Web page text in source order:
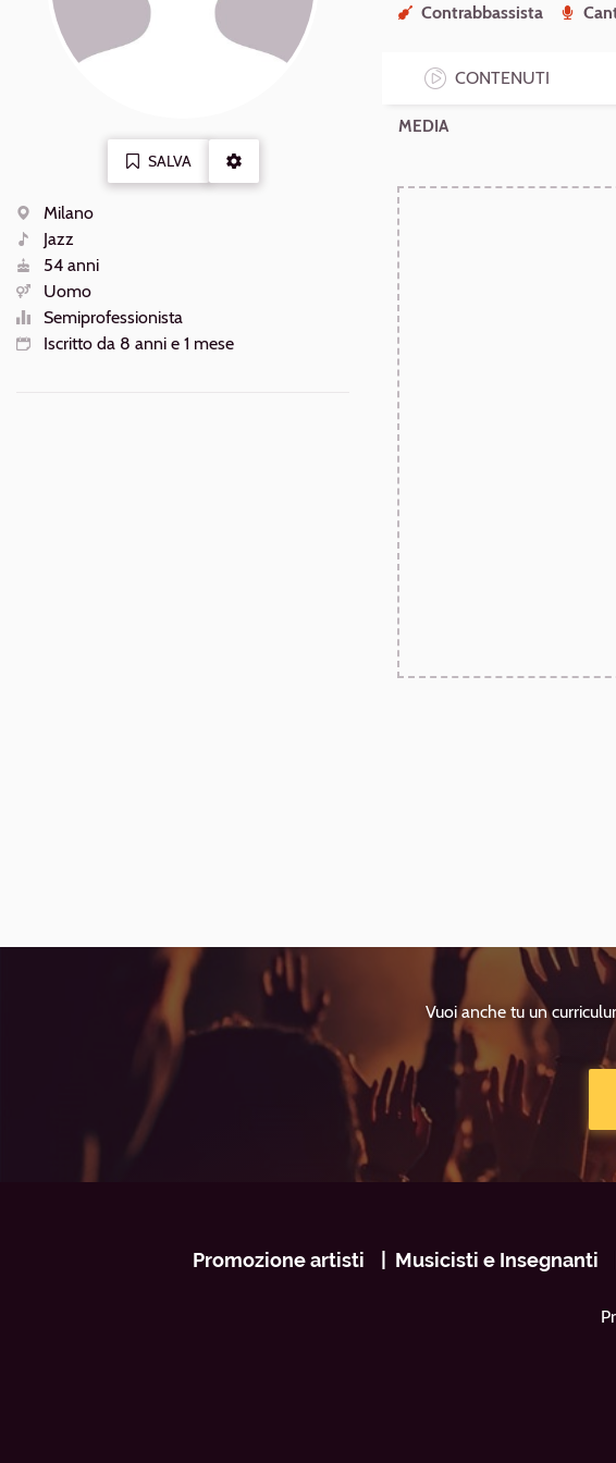
Contrabbassista
SALVA
ALTRE
AZIONI
Luogo
Milano
Generi
Jazz
Età
54 anni
Sesso
Uomo
Livello
Semiprofessionista
Iscritto da 8 anni e 1 mese
CONTENUTI
MEDIA
Vuoi anche tu un
NavigazionePromozione artisti Musicisti e Insegnanti